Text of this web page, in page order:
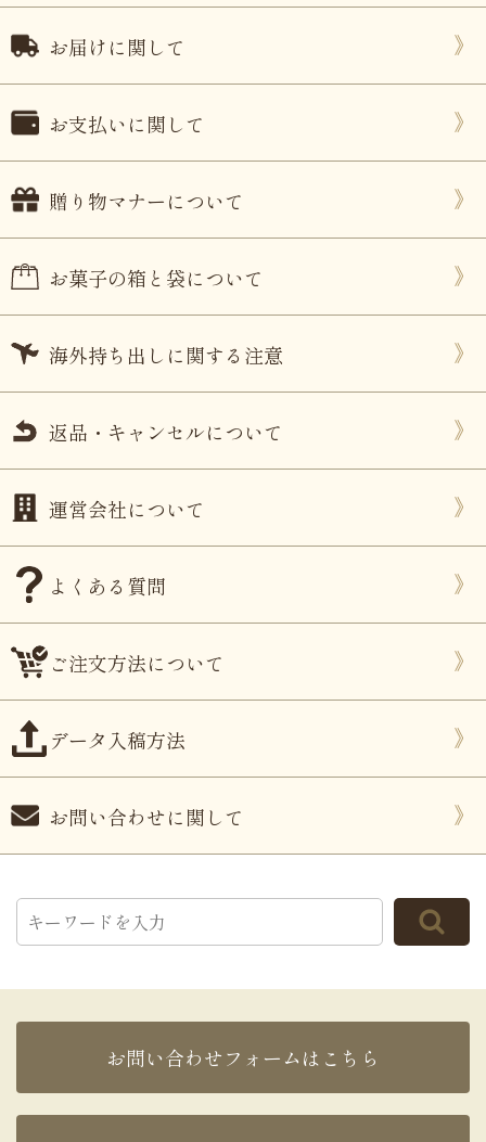
お届けに関して
お支払いに関して
贈り物マナーについて
お菓子の箱と袋について
海外持ち出しに関する注意
返品・キャンセルについて
運営会社について
よくある質問
ご注文方法について
データ入稿方法
お問い合わせに関して
お問い合わせフォームはこちら